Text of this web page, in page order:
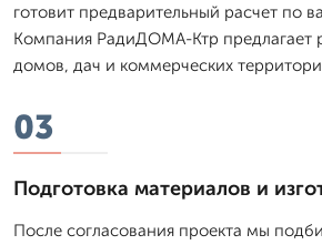
готовит предварительный расчет по
Компания РадиДОМА-Ктр предлагает
домов, дач и коммерческих
03
Подготовка материалов и
После согласования проекта мы